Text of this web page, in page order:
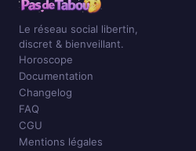
Le réseau social libertin,
discret & bienveillant.
Horoscope
Documentation
Changelog
FAQ
CGU
Mentions légales